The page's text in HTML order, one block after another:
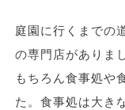
庭園に行くまでの
の専門店がありま
もちろん食事処や
た。食事処は大き